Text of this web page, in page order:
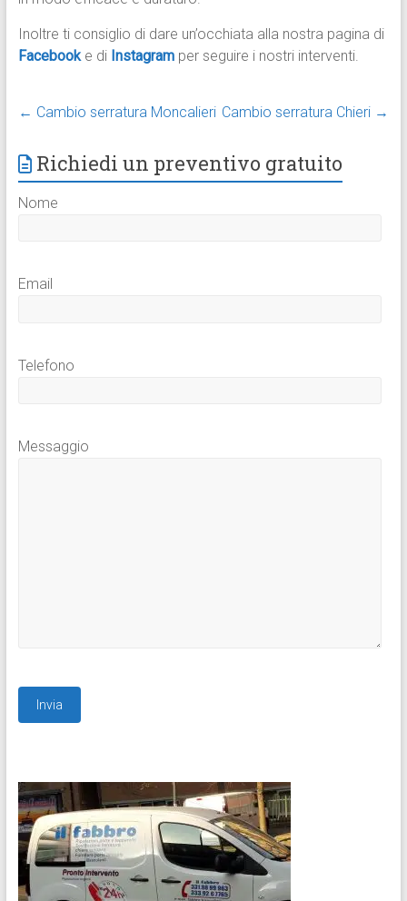
Inoltre ti consiglio di dare un’occhiata alla nostra pagina di
Facebook e di Instagram per seguire i nostri interventi.
← Cambio serratura Moncalieri Cambio serratura Chieri →
Richiedi un preventivo gratuito
Nome
Email
Telefono
Messaggio